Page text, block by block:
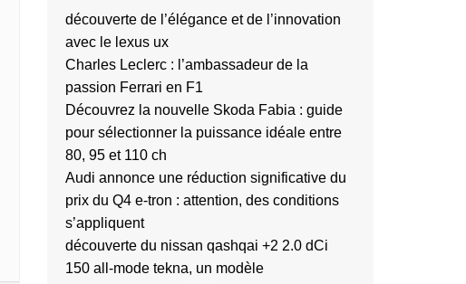
découverte de l’élégance et de l’innovation
avec le lexus ux
Charles Leclerc : l’ambassadeur de la
passion Ferrari en F1
Découvrez la nouvelle Skoda Fabia : guide
pour sélectionner la puissance idéale entre
80, 95 et 110 ch
Audi annonce une réduction significative du
prix du Q4 e-tron : attention, des conditions
s’appliquent
découverte du nissan qashqai +2 2.0 dCi
150 all-mode tekna, un modèle